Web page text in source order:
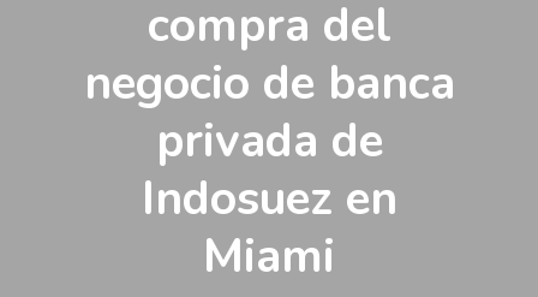
compra del
negocio de banca
privada de
Indosuez en
Miami